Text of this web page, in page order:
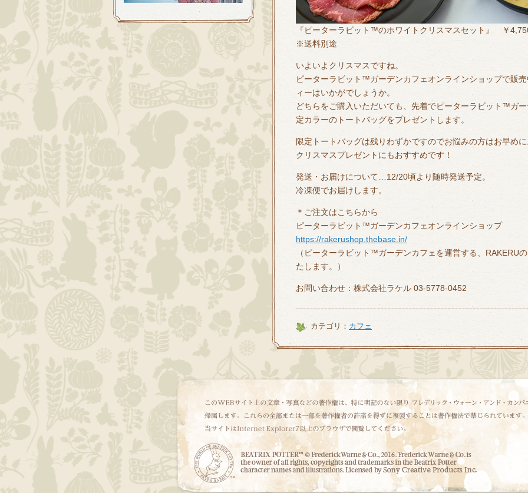
『ピーターラビット™のホワイトクリスマスセット』 ￥
※送料別途
いよいよクリスマスですね。
ピーターラビット™ガーデンカフェオンラインショップで販
ィーはいかがでしょうか。
どちらをご購入いただいても、先着でピーターラビット™ガ
定カラーのトートバッグをプレゼントします。
限定トートバッグは残りわずかですのでお悩みの方はお早め
クリスマスプレゼントにもおすすめです！
発送・お届けについて…12/20頃より随時発送予定。
冷凍便でお届けします。
＊ご注文はこちらから
ピーターラビット™ガーデンカフェオンラインショップ
https://rakerushop.thebase.in/
（ピーターラビット™ガーデンカフェを運営する、RAKERU
たします。）
お問い合わせ：株式会社ラケル 03-5778-0452
カテゴリ： カフェ